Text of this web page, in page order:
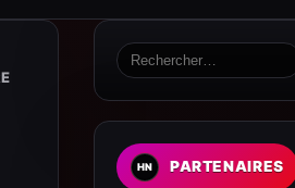
PARTENAIRES